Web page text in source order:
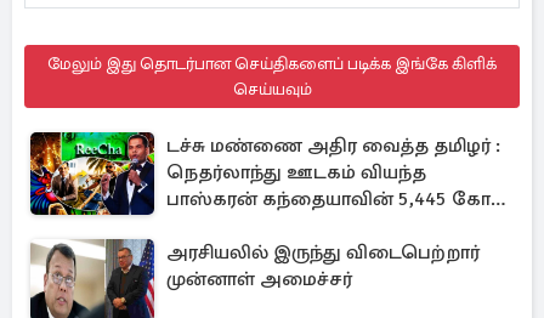
மேலும் இது தொடர்பான செய்திகளைப் படிக்க இங்கே கிளிக்
செய்யவும்
டச்சு மண்ணை அதிர வைத்த தமிழர் :
நெதர்லாந்து ஊடகம் வியந்த
பாஸ்கரன் கந்தையாவின் 5,445 கோடி
அரசியலில் இருந்து விடைபெற்றார்
முன்னாள் அமைச்சர்